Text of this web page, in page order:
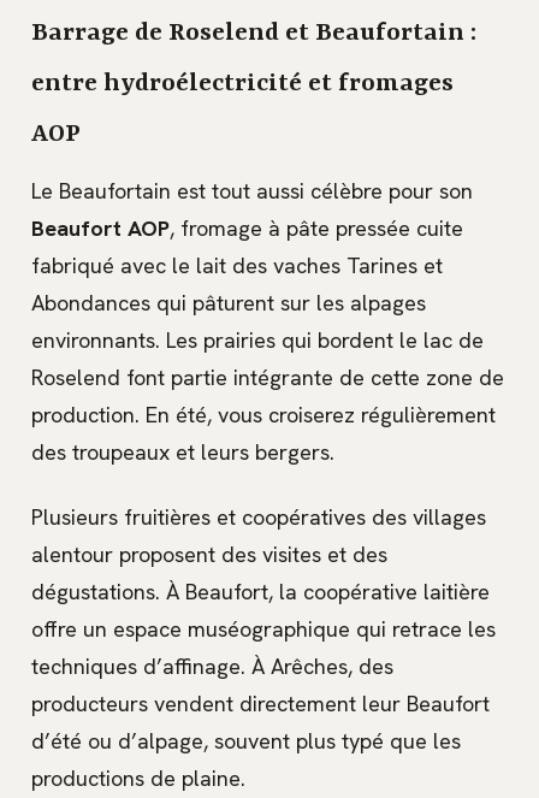
Barrage de Roselend et Beaufortain :
entre hydroélectricité et fromages
AOP
Le Beaufortain est tout aussi célèbre pour son
Beaufort AOP, fromage à pâte pressée cuite
fabriqué avec le lait des vaches Tarines et
Abondances qui pâturent sur les alpages
environnants. Les prairies qui bordent le lac de
Roselend font partie intégrante de cette zone de
production. En été, vous croiserez régulièrement
des troupeaux et leurs bergers.
Plusieurs fruitières et coopératives des villages
alentour proposent des visites et des
dégustations. À Beaufort, la coopérative laitière
offre un espace muséographique qui retrace les
techniques d’affinage. À Arêches, des
producteurs vendent directement leur Beaufort
d’été ou d’alpage, souvent plus typé que les
productions de plaine.